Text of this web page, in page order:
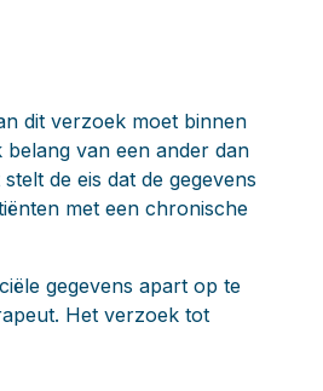
dit verzoek moet binnen
van een ander dan
de eis dat de gegevens
met een chronische
gegevens apart op te
Het verzoek tot